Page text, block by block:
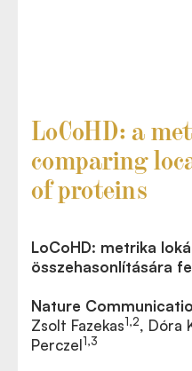
LoCoHD: a
comparing
of proteins
LoCoHD: metrika
összehasonlítására
Nature
Zsolt Fazekas1,2, Dóra
Perczel1,3